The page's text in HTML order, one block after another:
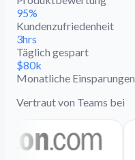
95%
Kundenzufriedenheit
3hrs
Täglich gespart
$80k
Monatliche Einsparungen
Vertraut von Teams bei